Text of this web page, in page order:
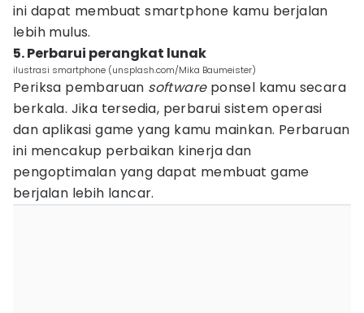
ini dapat membuat smartphone kamu berjalan
lebih mulus.
5. Perbarui perangkat lunak
ilustrasi smartphone (unsplash.com/Mika Baumeister)
Periksa pembaruan softwareponsel kamu secara
berkala. Jika tersedia, perbarui sistem operasi
dan aplikasi game yang kamu mainkan. Perbaruan
ini mencakup perbaikan kinerja dan
pengoptimalan yang dapat membuat game
berjalan lebih lancar.